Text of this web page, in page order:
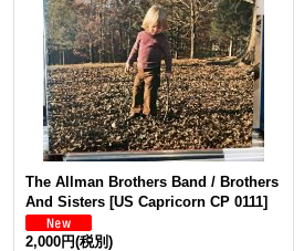
The Allman Brothers Band / Brothers
And Sisters [US Capricorn CP 0111]
2,000円(税別)